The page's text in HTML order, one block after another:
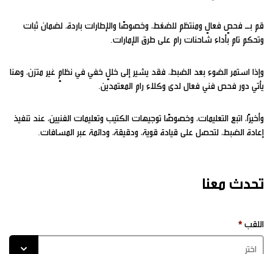
قم بـ فحصٍ فعالٍ ومنتظم للضغط، وخصوصًا والإطارات باردة، لضمان ثبات
وتحكم تام بأداء شاحنات رام على طرق الإمارات.
وإذا استمر الضوء بعد الضبط، فقد يشير إلى خللٍ خفي في نظامٍ غير متزن، وهنا
يأتي دور فحص فني فعال لدى وكلاء رام المعتمدين.
وأخيرًا، اتبع التعليمات، وخصوصًا توجيهات الكتيب وتعليمات الفنيين، عند تنفيذ
إعادة الضبط، لتحصل على قيادة قوية، ودقيقة، ودائمة عبر المسافات.
تحدث معنا
اللقب